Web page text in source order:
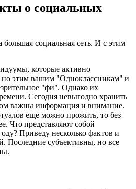
о социальных
социальная сеть. И с этим
которые активно
но этим вашим "Одноклассникам" и
"фи". Однако их
Сегодня невыгодно хранить
важны информация и внимание.
еще можно прожить, то без
Что представляют собой
Приведу несколько фактов и
Последние субъективны, но все